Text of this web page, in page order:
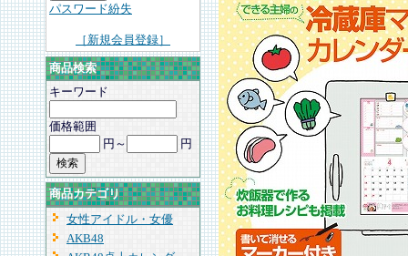
パスワード紛失
［新規会員登録］
商品検索
キーワード
価格範囲
円～
円
商品カテゴリ
女性アイドル・女優
AKB48